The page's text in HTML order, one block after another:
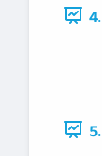
4.
5.